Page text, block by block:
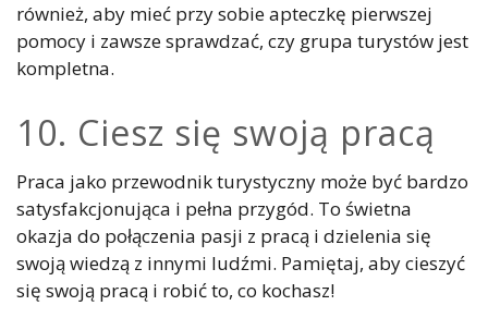
również, aby mieć przy sobie apteczkę pierwszej
pomocy i zawsze sprawdzać, czy grupa turystów jest
kompletna.
10. Ciesz się swoją pracą
Praca jako przewodnik turystyczny może być bardzo
satysfakcjonująca i pełna przygód. To świetna
okazja do połączenia pasji z pracą i dzielenia się
swoją wiedzą z innymi ludźmi. Pamiętaj, aby cieszyć
się swoją pracą i robić to, co kochasz!